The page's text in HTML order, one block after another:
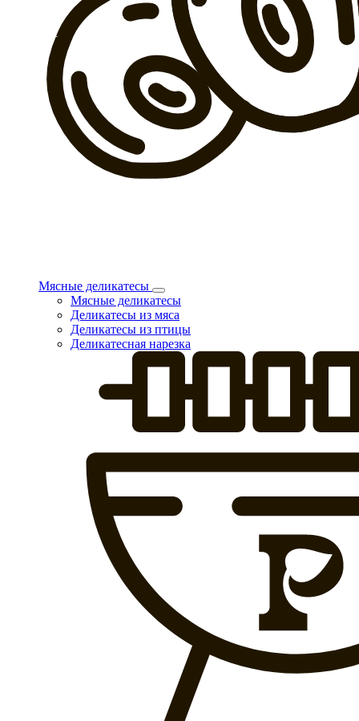
Мясные деликатесы
Мясные деликатесы
Деликатесы из мяса
Деликатесы из птицы
Деликатесная нарезка